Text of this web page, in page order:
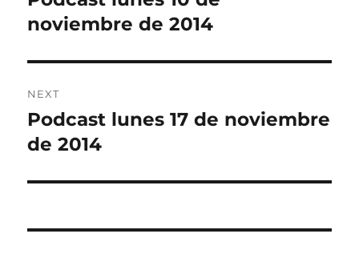
post:
noviembre de 2014
NEXT
Next
post:
Podcast lunes 17 de noviembre
de 2014